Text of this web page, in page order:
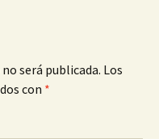
será publicada. Los
con *